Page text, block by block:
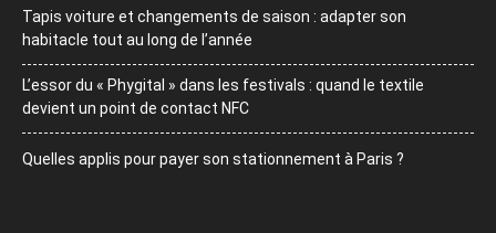
Tapis voiture et changements de saison : adapter son
habitacle tout au long de l’année
L’essor du « Phygital » dans les festivals : quand le textile
devient un point de contact NFC
Quelles applis pour payer son stationnement à Paris ?